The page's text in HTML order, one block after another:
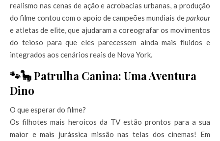
realismo nas cenas de ação e acrobacias urbanas, a produção
do filme contou com o apoio de campeões mundiais deparkour
e atletas de elite, que ajudaram a coreografar os movimentos
do teioso para que eles parecessem ainda mais fluidos e
integrados aos cenários reais de Nova York.
🐾🦕 Patrulha Canina: Uma Aventura
Dino
O que esperar do filme?
Os filhotes mais heroicos da TV estão prontos para a sua
maior e mais jurássica missão nas telas dos cinemas! Em